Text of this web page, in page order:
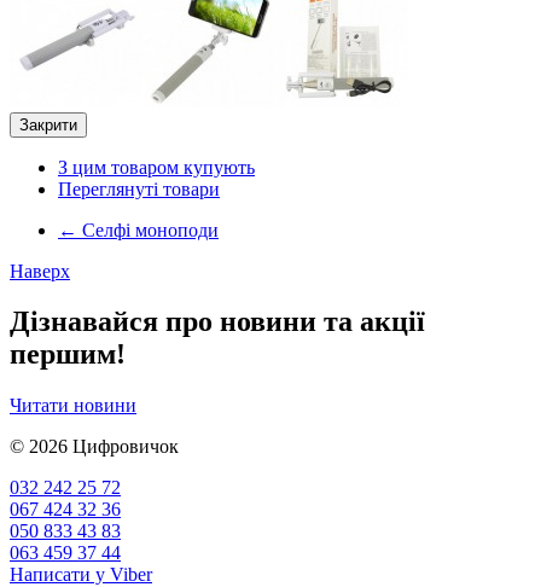
Закрити
З цим товаром купують
Переглянуті товари
← Селфі моноподи
Наверх
Дізнавайся про новини та акції
першим!
Читати новини
© 2026 Цифровичок
032 242 25 72
067 424 32 36
050 833 43 83
063 459 37 44
Написати у Viber